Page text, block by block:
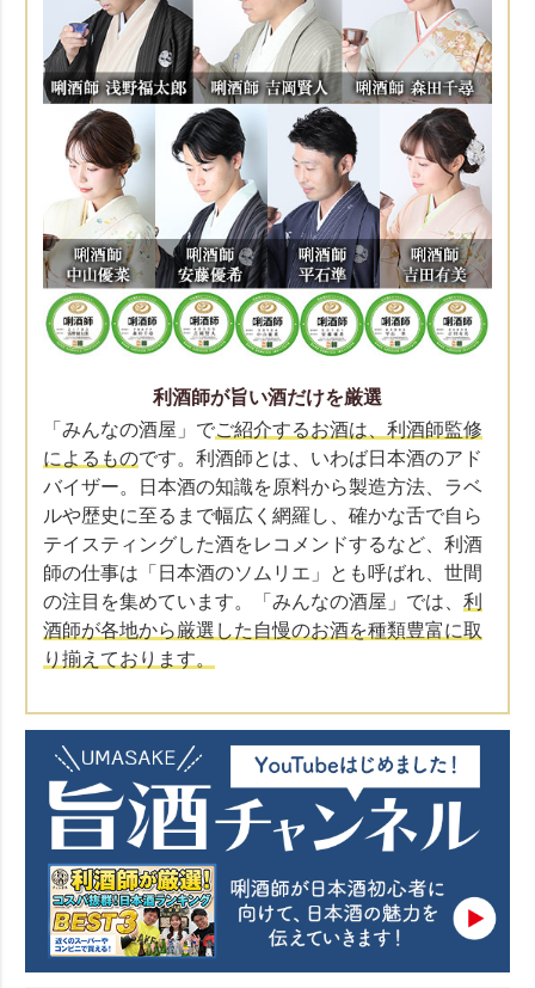
利酒師が旨い酒だけを厳選
「みんなの酒屋」でご紹介するお酒は、利酒師監修
によるものです。利酒師とは、いわば日本酒のアド
バイザー。日本酒の知識を原料から製造方法、ラベ
ルや歴史に至るまで幅広く網羅し、確かな舌で自ら
テイスティングした酒をレコメンドするなど、利酒
師の仕事は「日本酒のソムリエ」とも呼ばれ、世間
の注目を集めています。「みんなの酒屋」では、 利
酒師が各地から厳選した自慢のお酒を種類豊富に取
り揃えております。